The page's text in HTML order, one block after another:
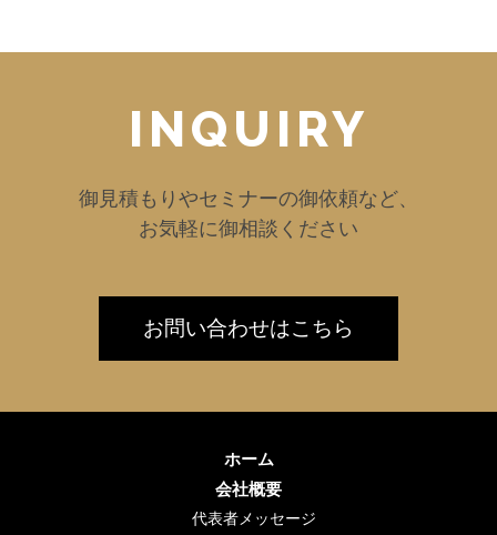
INQUIRY
御見積もりやセミナーの御依頼など、
お気軽に御相談ください
お問い合わせはこちら
ホーム
会社概要
代表者メッセージ